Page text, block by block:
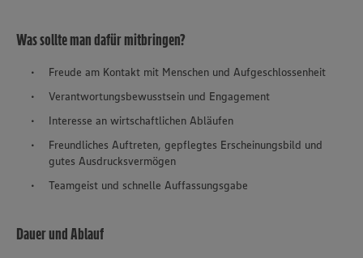
Was sollte man dafür mitbringen?
Freude am Kontakt mit Menschen und Aufgeschlossenheit
Verantwortungsbewusstsein und Engagement
Interesse an wirtschaftlichen Abläufen
Freundliches Auftreten, gepflegtes Erscheinungsbild und
gutes Ausdrucksvermögen
Teamgeist und schnelle Auffassungsgabe
Dauer und Ablauf